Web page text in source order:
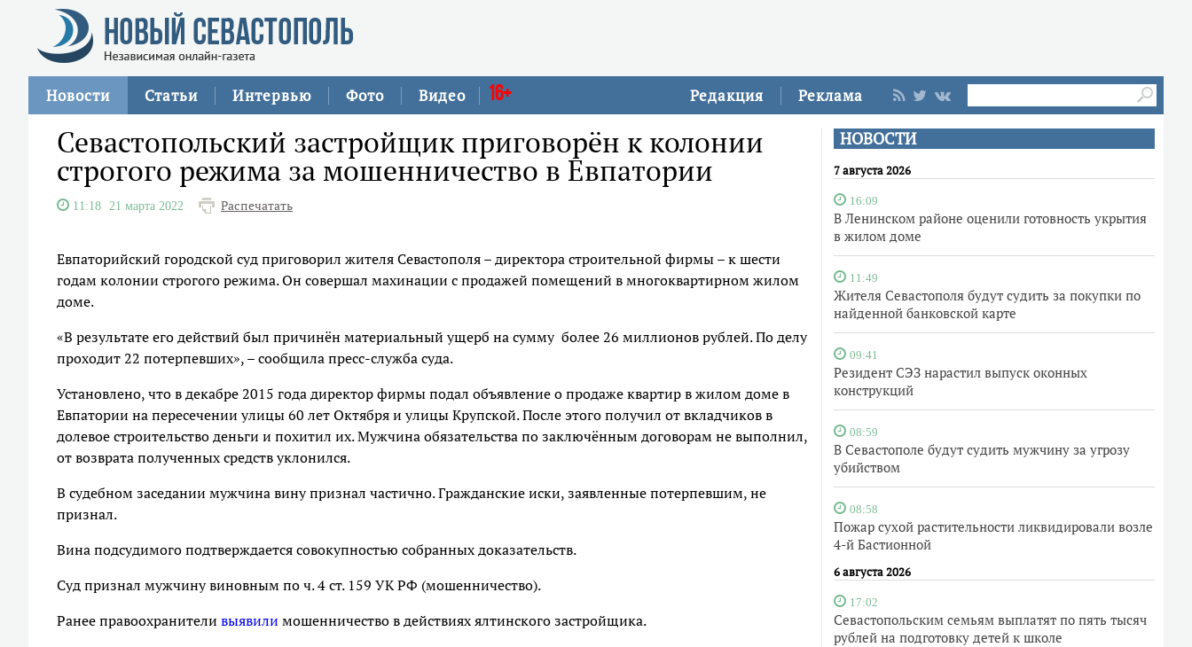
Редакция Реклама
Новости Статьи Интервью Фото Видео 16+
НОВОСТИ
7 августа 2026
16:09
В Ленинском районе оценили готовность укрытия
в жилом доме
11:49
Жителя Севастополя будут судить за покупки по
найденной банковской карте
09:41
Резидент СЭЗ нарастил выпуск оконных
конструкций
08:59
В Севастополе будут судить мужчину за угрозу
убийством
08:58
Пожар сухой растительности ликвидировали возле
4-й Бастионной
6 августа 2026
17:02
Севастопольским семьям выплатят по пять тысяч
рублей на подготовку детей к школе
Севастопольский застройщик приговорён к колонии
строгого режима за мошенничество в Евпатории
11:18 21 марта 2022 Распечатать
Евпаторийский городской суд приговорил жителя Севастополя – директора строительной фирмы – к шести
годам колонии строгого режима. Он совершал махинации с продажей помещений в многоквартирном жилом
доме.
«В результате его действий был причинён материальный ущерб на сумму более 26 миллионов рублей. По делу
проходит 22 потерпевших», – сообщила пресс-служба суда.
Установлено, что в декабре 2015 года директор фирмы подал объявление о продаже квартир в жилом доме в
Евпатории на пересечении улицы 60 лет Октября и улицы Крупской. После этого получил от вкладчиков в
долевое строительство деньги и похитил их. Мужчина обязательства по заключённым договорам не выполнил,
от возврата полученных средств уклонился.
В судебном заседании мужчина вину признал частично. Гражданские иски, заявленные потерпевшим, не
признал.
Вина подсудимого подтверждается совокупностью собранных доказательств.
Суд признал мужчину виновным по ч. 4 ст. 159 УК РФ (мошенничество).
Ранее правоохранители выявили мошенничество в действиях ялтинского застройщика.